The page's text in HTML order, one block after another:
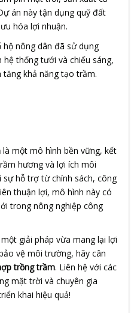
án này tận dụng quỹ đất
hóa lợi nhuận.
hộ nông dân đã sử dụng
thống tưới và chiếu sáng,
tăng khả năng tạo trầm.
là một mô hình bền vững, kết
hương và lợi ích môi
hỗ trợ từ chính sách, công
thuận lợi, mô hình này có
trong nông nghiệp công
giải pháp vừa mang lại lợi
vệ môi trường, hãy cân
trồng trầm. Liên hệ với các
mặt trời và chuyên gia
khai hiệu quả!